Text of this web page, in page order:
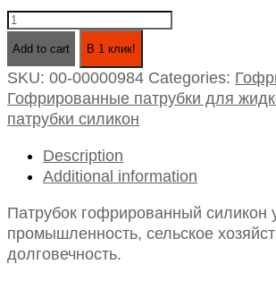
Патрубок
усиленный
d50,
l600
жидкостей)
quantity
Add to cart В 1 клик!
SKU: 00-00000984 Categories:
Гофрированные патрубки для
патрубки силикон
Description
Additional information
Патрубок гофрированный силикон
промышленность, сельское
долговечность.